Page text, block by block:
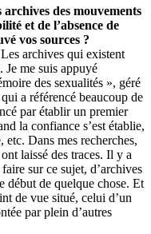
des mouvements
et de l’absence de
vos sources ?
archives qui existent
Je me suis appuyé
des sexualités », géré
a référencé beaucoup de
par établir un premier
la confiance s’est établie,
etc. Dans mes recherches,
laissé des traces. Il y a
sur ce sujet, d’archives
début de quelque chose. Et
de vue situé, celui d’un
par plein d’autres